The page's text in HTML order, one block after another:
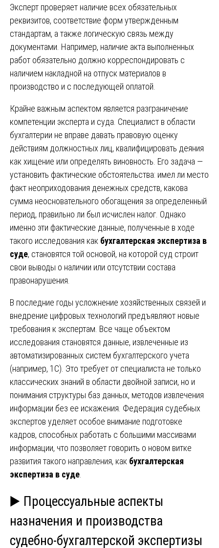
Эксперт проверяет наличие всех обязательных
реквизитов, соответствие форм утвержденным
стандартам, а также логическую связь между
документами. Например, наличие акта выполненных
работ обязательно должно корреспондировать с
наличием накладной на отпуск материалов в
производство и с последующей оплатой.
Крайне важным аспектом является разграничение
компетенции эксперта и суда. Специалист в области
бухгалтерии не вправе давать правовую оценку
действиям должностных лиц, квалифицировать деяния
как хищение или определять виновность. Его задача —
установить фактические обстоятельства: имел ли место
факт неоприходования денежных средств, какова
сумма неосновательного обогащения за определенный
период, правильно ли был исчислен налог. Однако
именно эти фактические данные, полученные в ходе
такого исследования как бухгалтерская экспертиза в
суде, становятся той основой, на которой суд строит
свои выводы о наличии или отсутствии состава
правонарушения.
В последние годы усложнение хозяйственных связей и
внедрение цифровых технологий предъявляют новые
требования к экспертам. Все чаще объектом
исследования становятся данные, извлеченные из
автоматизированных систем бухгалтерского учета
(например, 1С). Это требует от специалиста не только
классических знаний в области двойной записи, но и
понимания структуры баз данных, методов извлечения
информации без ее искажения. Федерация судебных
экспертов уделяет особое внимание подготовке
кадров, способных работать с большими массивами
информации, что позволяет говорить о новом витке
развития такого направления, как бухгалтерская
экспертиза в суде
▶️ Процессуальные аспекты
назначения и производства
судебно-бухгалтерской экспертизы